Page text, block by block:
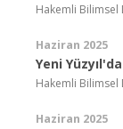
Hakemli Bilimsel
Haziran 2025
Yeni
Hakemli Bilimsel
Haziran 2025